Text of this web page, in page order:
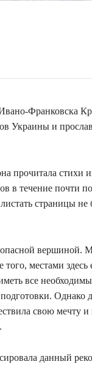
Франковска
Украины и
стихи
в течение почти
страницы
вершиной.
местами
все
Однако
свою мечту и
данный